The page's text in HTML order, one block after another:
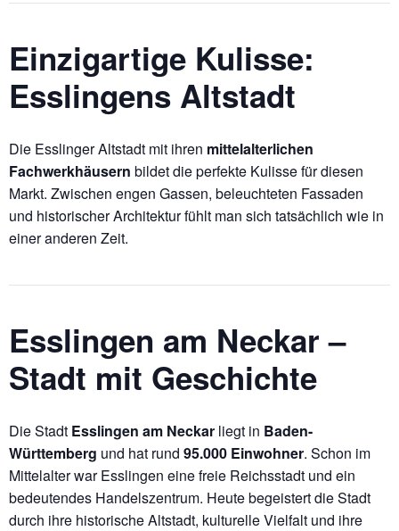
Einzigartige Kulisse:
Esslingens Altstadt
Die Esslinger Altstadt mit ihren mittelalterlichen
Fachwerkhäusern bildet die perfekte Kulisse für diesen
Markt. Zwischen engen Gassen, beleuchteten Fassaden
und historischer Architektur fühlt man sich tatsächlich wie in
einer anderen Zeit.
Esslingen am Neckar –
Stadt mit Geschichte
Die Stadt Esslingen am Neckar liegt in Baden-
Württemberg und hat rund 95.000 Einwohner. Schon im
Mittelalter war Esslingen eine freie Reichsstadt und ein
bedeutendes Handelszentrum. Heute begeistert die Stadt
durch ihre historische Altstadt, kulturelle Vielfalt und ihre